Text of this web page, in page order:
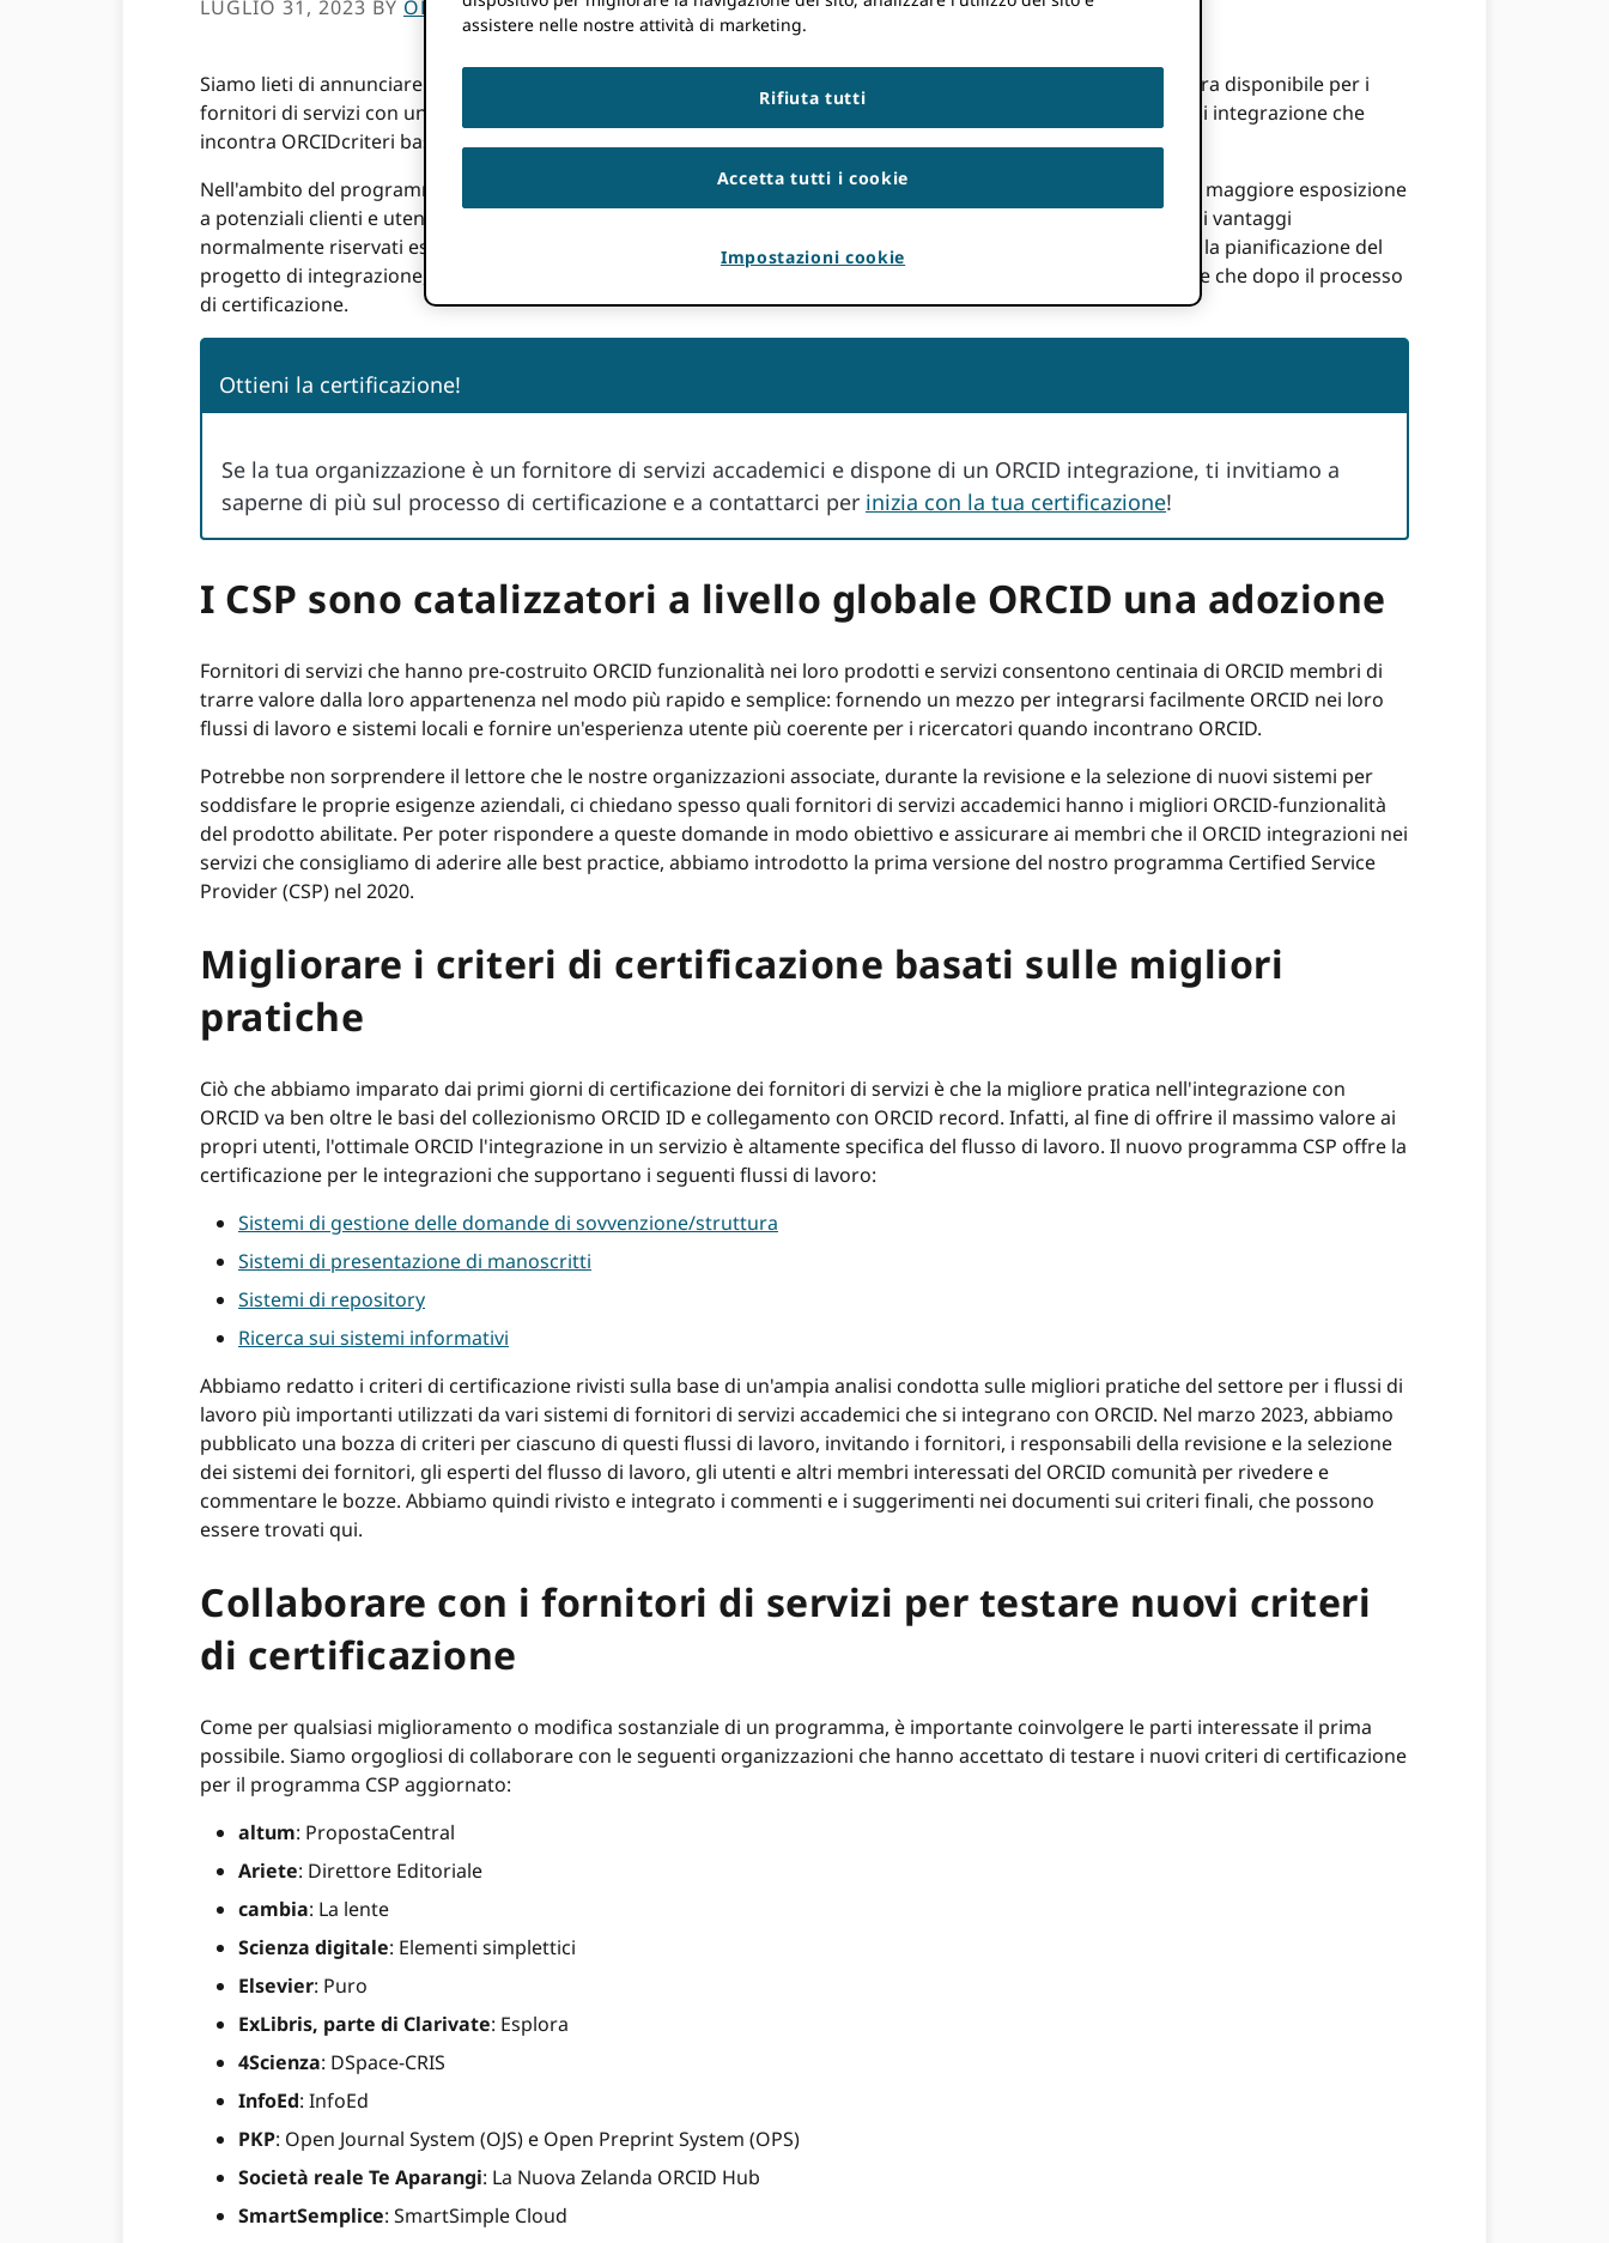
LUGLIO 31, 2023 BY ORCID
Siamo lieti di annunciare che il nostro aggiornamento ORCID Il programma Certified Service Provider (CSP) è ora disponibile per i
fornitori di servizi con un ORCID integrazione! La certificazione è un servizio gratuito offerto da ORCID per ogni integrazione che
incontra ORCIDcriteri basati sulle migliori pratiche di.
Nell'ambito del programma CSP aggiornato, ORCID fornisce una serie migliorata di vantaggi ai CSP, tra cui una maggiore esposizione
a potenziali clienti e utenti che cercano soluzioni affidabili, coerenti e convenienti. I CSP godono inoltre di alcuni vantaggi
normalmente riservati esclusivamente a loro ORCIDorganizzazioni membri di , come consulenza di esperti per la pianificazione del
progetto di integrazione, risorse di test e supporto tecnico dedicato per la risoluzione dei problemi, sia durante che dopo il processo
di certificazione.
Ottieni la certificazione!
Se la tua organizzazione è un fornitore di servizi accademici e dispone di un ORCID integrazione, ti invitiamo a
saperne di più sul processo di certificazione e a contattarci per inizia con la tua certificazione!
I CSP sono catalizzatori a livello globale ORCID una adozione
Fornitori di servizi che hanno pre-costruito ORCID funzionalità nei loro prodotti e servizi consentono centinaia di ORCID membri di
trarre valore dalla loro appartenenza nel modo più rapido e semplice: fornendo un mezzo per integrarsi facilmente ORCID nei loro
flussi di lavoro e sistemi locali e fornire un'esperienza utente più coerente per i ricercatori quando incontrano ORCID.
Potrebbe non sorprendere il lettore che le nostre organizzazioni associate, durante la revisione e la selezione di nuovi sistemi per
soddisfare le proprie esigenze aziendali, ci chiedano spesso quali fornitori di servizi accademici hanno i migliori ORCID-funzionalità
del prodotto abilitate. Per poter rispondere a queste domande in modo obiettivo e assicurare ai membri che il ORCID integrazioni nei
servizi che consigliamo di aderire alle best practice, abbiamo introdotto la prima versione del nostro programma Certified Service
Provider (CSP) nel 2020.
Migliorare i criteri di certificazione basati sulle migliori
pratiche
Ciò che abbiamo imparato dai primi giorni di certificazione dei fornitori di servizi è che la migliore pratica nell'integrazione con
ORCID va ben oltre le basi del collezionismo ORCID ID e collegamento con ORCID record. Infatti, al fine di offrire il massimo valore ai
propri utenti, l'ottimale ORCID l'integrazione in un servizio è altamente specifica del flusso di lavoro. Il nuovo programma CSP offre la
certificazione per le integrazioni che supportano i seguenti flussi di lavoro:
Sistemi di gestione delle domande di sovvenzione/struttura
Sistemi di presentazione di manoscritti
Sistemi di repository
Ricerca sui sistemi informativi
Abbiamo redatto i criteri di certificazione rivisti sulla base di un'ampia analisi condotta sulle migliori pratiche del settore per i flussi di
lavoro più importanti utilizzati da vari sistemi di fornitori di servizi accademici che si integrano con ORCID. Nel marzo 2023, abbiamo
pubblicato una bozza di criteri per ciascuno di questi flussi di lavoro, invitando i fornitori, i responsabili della revisione e la selezione
dei sistemi dei fornitori, gli esperti del flusso di lavoro, gli utenti e altri membri interessati del ORCID comunità per rivedere e
commentare le bozze. Abbiamo quindi rivisto e integrato i commenti e i suggerimenti nei documenti sui criteri finali, che possono
essere trovati qui.
Collaborare con i fornitori di servizi per testare nuovi criteri
di certificazione
Come per qualsiasi miglioramento o modifica sostanziale di un programma, è importante coinvolgere le parti interessate il prima
possibile. Siamo orgogliosi di collaborare con le seguenti organizzazioni che hanno accettato di testare i nuovi criteri di certificazione
per il programma CSP aggiornato:
altum: PropostaCentral
Ariete: Direttore Editoriale
cambia: La lente
Scienza digitale: Elementi simplettici
Elsevier: Puro
ExLibris, parte di Clarivate: Esplora
4Scienza: DSpace-CRIS
InfoEd: InfoEd
PKP: Open Journal System (OJS) e Open Preprint System (OPS)
Società reale Te Aparangi: La Nuova Zelanda ORCID Hub
SmartSemplice: SmartSimple Cloud
assistere nelle nostre attività di marketing.
Rifiuta tutti
Accetta tutti i cookie
Impostazioni cookie